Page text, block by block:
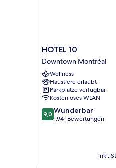
HOTEL
10
Downtown
Montréal
HOTEL 10
Downtown Montréal
Wellness
Haustiere erlaubt
Parkplätze verfügbar
Kostenloses WLAN
9.0
von
9,0 Wunderbar
1.941 Bewertungen
inkl.